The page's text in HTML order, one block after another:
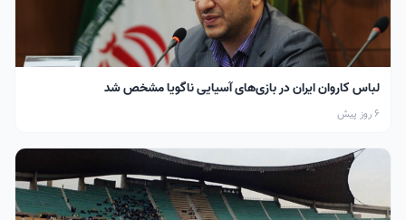
لباس کاروان ایران در بازی‌های آسیایی ناگویا مشخص شد
6 روز پیش